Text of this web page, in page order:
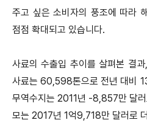
주고 싶은 소비자의 풍조에 따라
점점 확대되고 있습니다.
사료의 수출입 추이를 살펴본 결
사료는 60,598톤으로 전년 대비
무역수지는 2011년 -8,857만 달
모는 2017년 1억9,718만 달러로